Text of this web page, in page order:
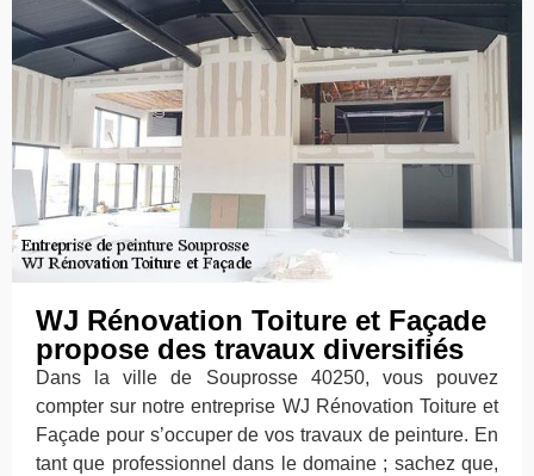
WJ Rénovation Toiture et Façade
propose des travaux diversifiés
Dans la ville de Souprosse 40250, vous pouvez
compter sur notre entreprise WJ Rénovation Toiture et
Façade pour s’occuper de vos travaux de peinture. En
tant que professionnel dans le domaine ; sachez que,